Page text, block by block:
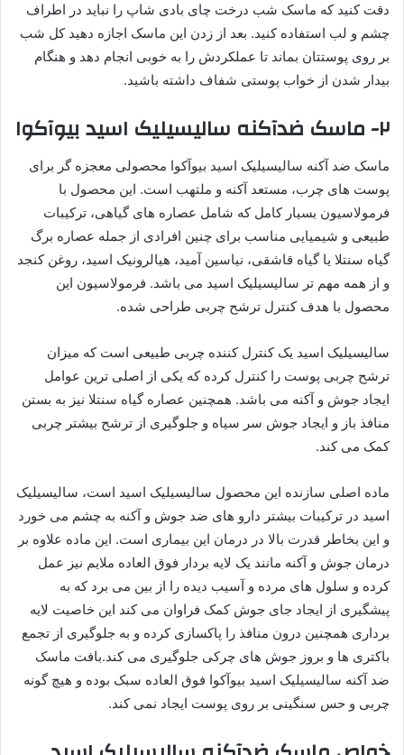
دقت کنید که ماسک شب درخت چای بادی شاپ را نباید در اطراف
چشم و لب استفاده کنید. بعد از زدن این ماسک اجازه دهید کل شب
بر روی پوستتان بماند تا عملکردش را به خوبی انجام دهد و هنگام
بیدار شدن از خواب پوستی شفاف داشته باشید.
۲- ماسک ضدآکنه سالیسیلیک اسید بیوآکوا
ماسک ضد آکنه سالیسیلیک اسید بیوآکوا محصولی معجزه گر برای
پوست های چرب، مستعد آکنه و ملتهب است. این محصول با
فرمولاسیون بسیار کامل که شامل عصاره های گیاهی، ترکیبات
طبیعی و شیمیایی مناسب برای چنین افرادی از جمله عصاره برگ
گیاه سنتلا یا گیاه قاشقی، نیاسین آمید، هیالرونیک اسید، روغن کنجد
و از همه مهم تر سالیسیلیک اسید می باشد. فرمولاسیون این
محصول با هدف کنترل ترشح چربی طراحی شده.
سالیسیلیک اسید یک کنترل کننده چربی طبیعی است که میزان
ترشح چربی پوست را کنترل کرده که یکی از اصلی ترین عوامل
ایجاد جوش و آکنه می باشد. همچنین عصاره گیاه سنتلا نیز به بستن
منافذ باز و ایجاد جوش سر سیاه و جلوگیری از ترشح بیشتر چربی
کمک می کند.
ماده اصلی سازنده این محصول سالیسیلیک اسید است، سالیسیلیک
اسید در ترکیبات بیشتر دارو های ضد جوش و آکنه به چشم می خورد
و این بخاطر قدرت بالا در درمان این بیماری است. این ماده علاوه بر
درمان جوش و آکنه مانند یک لایه بردار فوق العاده ملایم نیز عمل
کرده و سلول های مرده و آسیب دیده را از بین می برد که به
پیشگیری از ایجاد جای جوش کمک فراوان می کند این خاصیت لایه
برداری همچنین درون منافذ را پاکسازی کرده و به جلوگیری از تجمع
باکتری ها و بروز جوش های چرکی جلوگیری می کند.بافت ماسک
ضد آکنه سالیسیلیک اسید بیوآکوا فوق العاده سبک بوده و هیچ گونه
چربی و حس سنگینی بر روی پوست ایجاد نمی کند.